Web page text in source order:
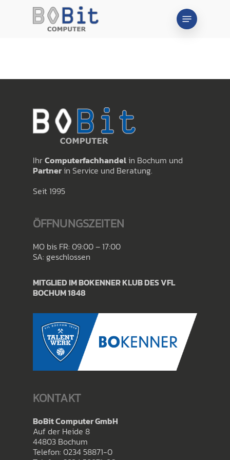
Menu
IhrComputerfachhandel in Bochum und
Partner in Service und Beratung.
Seit 1995
ÖFFNUNGSZEITEN
MO bis FR: 09:00 – 17:00
SA: geschlossen
MITGLIED IM BOKENNER KLUB DES VFL
BOCHUM 1848
KONTAKT
BoBit Computer GmbH
Auf der Heide 8
44803 Bochum
Telefon: 0234 58871-0